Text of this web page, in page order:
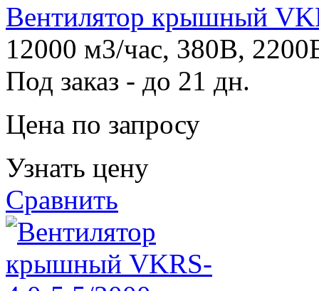
Вентилятор крышный
12000 м3/час, 380В,
Под заказ - до 21 дн.
Цена по запросу
Узнать цену
Сравнить